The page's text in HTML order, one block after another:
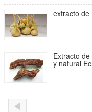
extracto de
Extracto
y natural